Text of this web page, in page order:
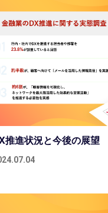
推進状況と今後の展望